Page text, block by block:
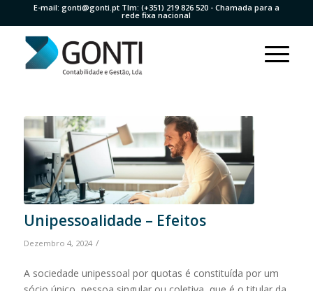
E-mail: gonti@gonti.ptTlm: (+351) 219 826 520- Chamada para a
rede fixa nacional
Unipessoalidade – Efeitos
Dezembro 4, 2024 /
A sociedade unipessoal por quotas é constituída por um